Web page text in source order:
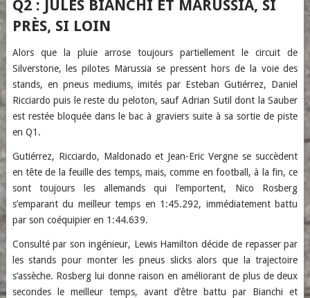
Q2 : JULES BIANCHI ET MARUSSIA, SI
PRÈS, SI LOIN
Alors que la pluie arrose toujours partiellement le circuit de
Silverstone, les pilotes Marussia se pressent hors de la voie des
stands, en pneus mediums, imités par Esteban Gutiérrez, Daniel
Ricciardo puis le reste du peloton, sauf Adrian Sutil dont la Sauber
est restée bloquée dans le bac à graviers suite à sa sortie de piste
en Q1.
Gutiérrez, Ricciardo, Maldonado et Jean-Eric Vergne se succèdent
en tête de la feuille des temps, mais, comme en football, à la fin, ce
sont toujours les allemands qui l’emportent, Nico Rosberg
s’emparant du meilleur temps en 1:45.292, immédiatement battu
par son coéquipier en 1:44.639.
Consulté par son ingénieur, Lewis Hamilton décide de repasser par
les stands pour monter les pneus slicks alors que la trajectoire
s’assèche. Rosberg lui donne raison en améliorant de plus de deux
secondes le meilleur temps, avant d’être battu par Bianchi et